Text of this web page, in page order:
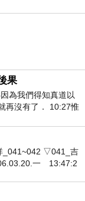
果
為我們得知真道以
再沒有了． 10:27惟
人的烈火
_041~042 ▽041_吉
一 13:47:2